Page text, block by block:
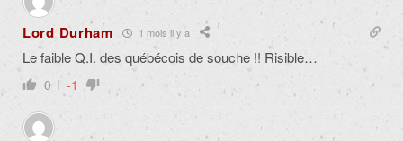
Lord Durham 1 mois il y a
Le faible Q.I. des québécois de souche !! Risible…
0 -1